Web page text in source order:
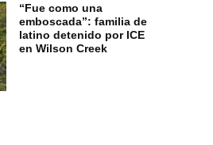
“Fue como una
emboscada”: familia de
latino detenido por ICE
en Wilson Creek